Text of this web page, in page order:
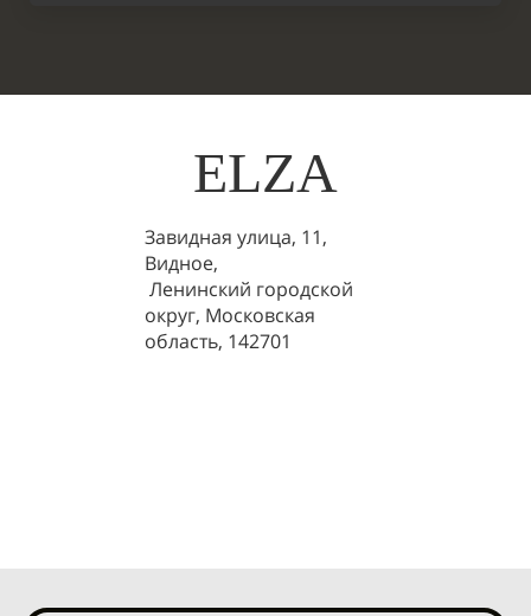
ELZA
Завидная улица, 11,
Видное,
Ленинский городской
округ, Московская
область, 142701